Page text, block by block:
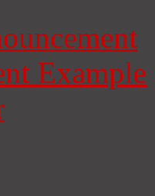
Example